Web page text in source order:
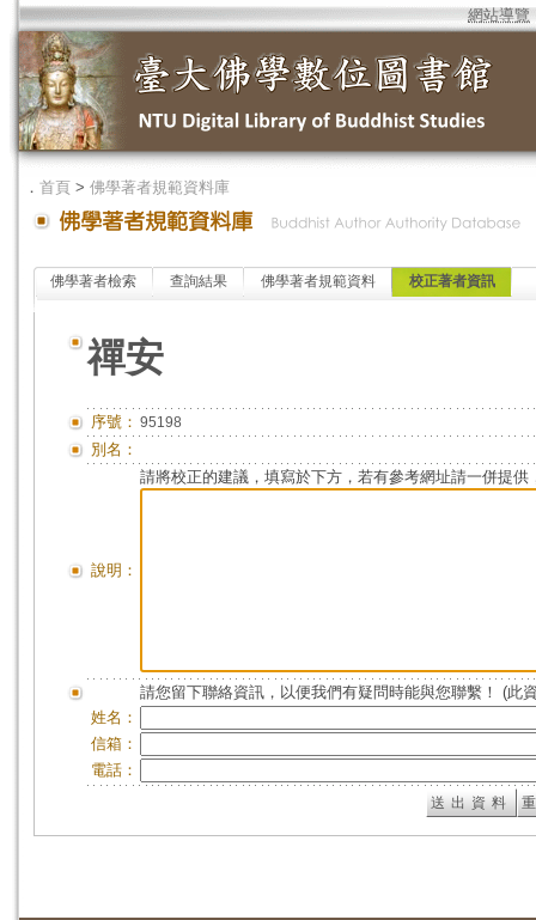
網站導覽
． 首頁 > 佛學著者規範資料庫
佛學著者檢索 查詢結果 佛學著者規範資料 校正著者資訊
禪安
序號： 95198
別名：
說明：
請將校正的建議，填寫於下方，若有參考網址請一併提供
請您留下聯絡資訊，以便我們有疑問時能與您聯繫！ (此
姓名：
信箱：
電話：